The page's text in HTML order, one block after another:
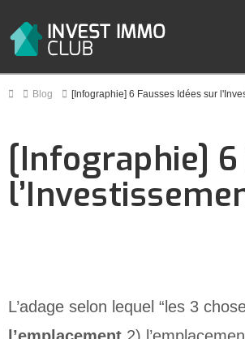
HomeBlog [Infographie] 6 Fausses Idées sur
[Infographie] 6
L’adage selon lequel “les 3
l’emplacement 2)